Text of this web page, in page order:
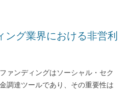
ング業界における非営利
ァンディングはソーシャル・セク
調達ツールであり、その重要性は